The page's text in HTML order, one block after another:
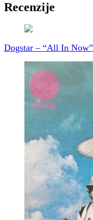
Recenzije
Dogstar – “All In Now”